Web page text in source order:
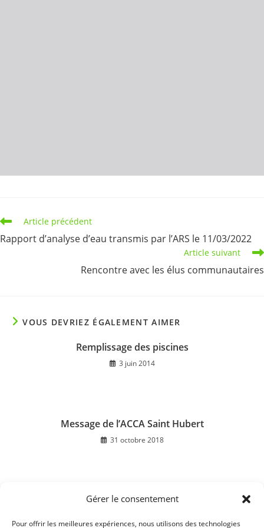
Gérer le consentement
Pour offrir les meilleures expériences, nous utilisons des technologies
Read
articles
Article précédent
Rapport d’analyse d’eau transmis par l’ARS le 11/03/2022
Article suivant
Rencontre avec les élus communautaires
VOUS DEVRIEZ ÉGALEMENT AIMER
Remplissage des piscines
3 juin 2014
Message de l’ACCA Saint Hubert
31 octobre 2018
Ateliers numériques CARSAT – l’espace personnel